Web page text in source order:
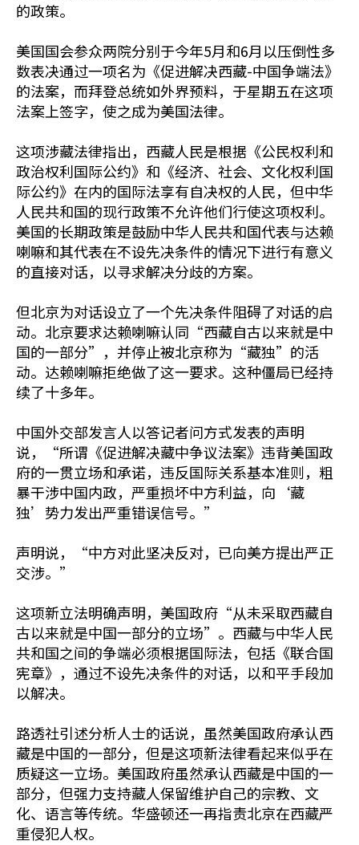
的政策。
美国国会参众两院分别于今年5月和6月以压倒性多
数表决通过一项名为《促进解决西藏-中国争端法》
的法案，而拜登总统如外界预料，于星期五在这项
法案上签字，使之成为美国法律。
这项涉藏法律指出，西藏人民是根据《公民权利和
政治权利国际公约》和《经济、社会、文化权利国
际公约》在内的国际法享有自决权的人民，但中华
人民共和国的现行政策不允许他们行使这项权利。
美国的长期政策是鼓励中华人民共和国代表与达赖
喇嘛和其代表在不设先决条件的情况下进行有意义
的直接对话，以寻求解决分歧的方案。
但北京为对话设立了一个先决条件阻碍了对话的启
动。北京要求达赖喇嘛认同“西藏自古以来就是中
国的一部分”，并停止被北京称为“藏独”的活
动。达赖喇嘛拒绝做了这一要求。这种僵局已经持
续了十多年。
中国外交部发言人以答记者问方式发表的声明
说，“所谓《促进解决藏中争议法案》违背美国政
府的一贯立场和承诺，违反国际关系基本准则，粗
暴干涉中国内政，严重损坏中方利益，向‘藏
独’势力发出严重错误信号。”
声明说，“中方对此坚决反对，已向美方提出严正
交涉。”
这项新立法明确声明，美国政府“从未采取西藏自
古以来就是中国一部分的立场”。西藏与中华人民
共和国之间的争端必须根据国际法，包括《联合国
宪章》，通过不设先决条件的对话，以和平手段加
以解决。
路透社引述分析人士的话说，虽然美国政府承认西
藏是中国的一部分，但是这项新法律看起来似乎在
质疑这一立场。美国政府虽然承认西藏是中国的一
部分，但强力支持藏人保留维护自己的宗教、文
化、语言等传统。华盛顿还一再指责北京在西藏严
重侵犯人权。